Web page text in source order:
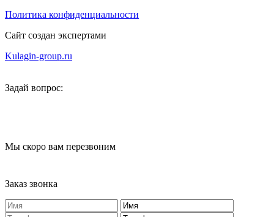
Политика конфиденциальности
Сайт создан экспертами
Kulagin-group.ru
Задай вопрос:
Мы скоро вам перезвоним
Заказ звонка